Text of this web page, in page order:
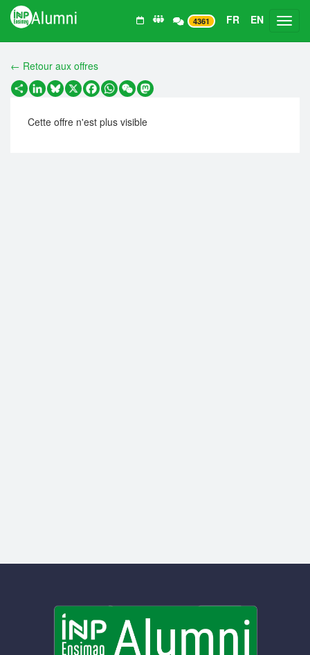
4361 FR EN
← Retour aux offres
PartagerLinkedIn
Bluesky
X Facebook
WhatsApp
WeChatMastodon
Cette offre n'est plus visible